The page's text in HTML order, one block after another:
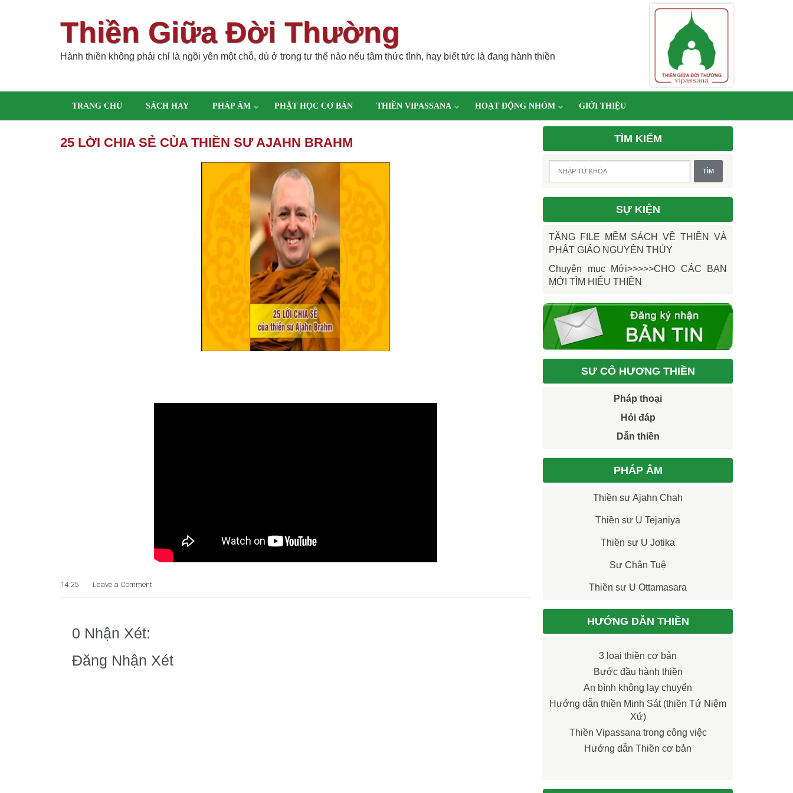
Thiền Giữa Đời Thường
Hành thiền không phải chỉ là ngồi yên một chỗ, dù ở trong tư thế nào nếu tâm thức tỉnh, hay biết tức là đang hành thiền
TRANG CHỦ SÁCH HAY PHÁP ÂM PHẬT HỌC CƠ BẢN THIỀN VIPASSANA HOẠT ĐỘNG NHÓM GIỚI THIỆU
25 LỜI CHIA SẺ CỦA THIỀN SƯ AJAHN BRAHM
14:25 Leave a Comment
0 Nhận Xét:
Đăng Nhận Xét
TÌM KIẾM
SỰ KIỆN
TẶNG FILE MỀM SÁCH VỀ THIỀN VÀ
PHẬT GIÁO NGUYÊN THỦY
Chuyên mục Mới>>>>>CHO CÁC BẠN
MỚI TÌM HIỂU THIỀN
SƯ CÔ HƯƠNG THIỀN
Pháp thoại
Hỏi đáp
Dẫn thiền
PHÁP ÂM
Thiền sư Ajahn Chah
Thiền sư U Tejaniya
Thiền sư U Jotika
Sư Chân Tuệ
Thiền sư U Ottamasara
HƯỚNG DẪN THIỀN
3 loại thiền cơ bản
Bước đầu hành thiền
An bình không lay chuyển
Hướng dẫn thiền Minh Sát (thiền Tứ Niệm
Xứ)
Thiền Vipassana trong công việc
Hướng dẫn Thiền cơ bản